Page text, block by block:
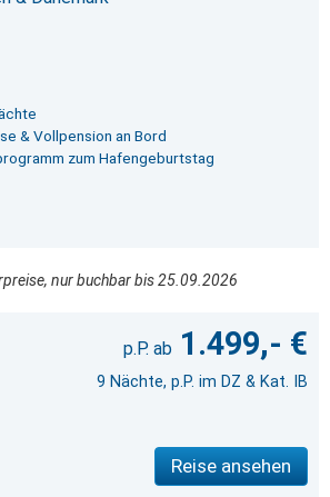
& Vollpension an Bord
zum Hafengeburtstag
nur buchbar bis 25.09.2026
1.499,- €
9 Nächte, p.P. im DZ & Kat. IB
Reise ansehen